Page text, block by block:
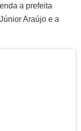
a prefeita
Araújo e a